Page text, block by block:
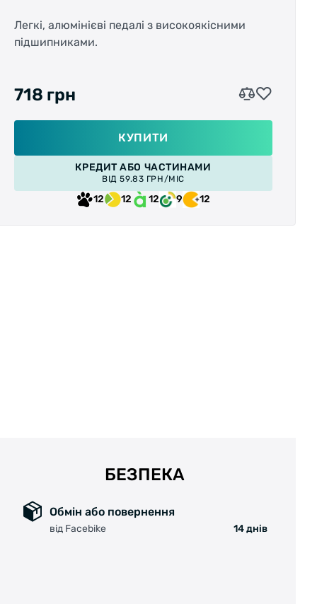
Легкі, алюмінієві педалі з високоякісними
підшипниками.
718 грн
КУПИТИ
КРЕДИТ АБО ЧАСТИНАМИ
ВІД 59.83 ГРН/МІС
12 12 12 9 12
БЕЗПЕКА
Обмін або повернення
від Facebike 14 днів